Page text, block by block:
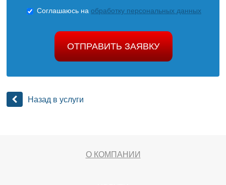
Соглашаюсь на обработку персональных данных
ОТПРАВИТЬ ЗАЯВКУ
Назад в услуги
О КОМПАНИИ